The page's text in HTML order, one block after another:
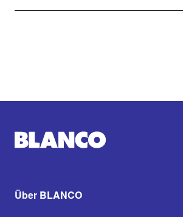
Über BLANCO